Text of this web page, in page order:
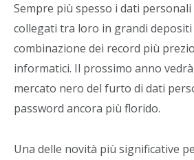
Sempre più spesso i dati
collegati tra loro in grandi depositi
combinazione dei record più
informatici. Il prossimo anno
mercato nero del furto di dati
password ancora più florido.
Una delle novità più significative